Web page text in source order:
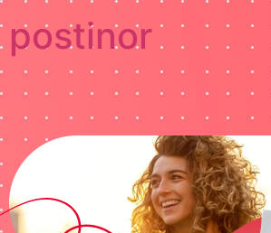
postinor